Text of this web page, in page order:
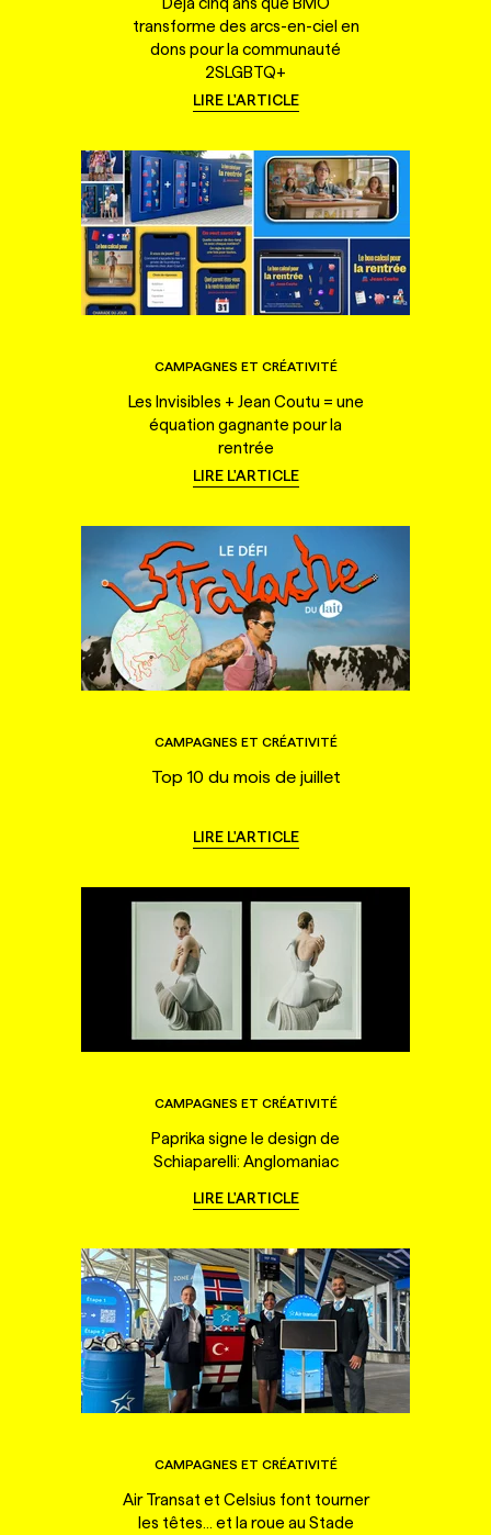
transforme des arcs-en-ciel en
dons pour la communauté
2SLGBTQ+
LIRE L'ARTICLE
CAMPAGNES ET CRÉATIVITÉ
Les Invisibles + Jean Coutu = une
équation gagnante pour la
rentrée
LIRE L'ARTICLE
CAMPAGNES ET CRÉATIVITÉ
Top 10 du mois de juillet
LIRE L'ARTICLE
CAMPAGNES ET CRÉATIVITÉ
Paprika signe le design de
Schiaparelli: Anglomaniac
LIRE L'ARTICLE
CAMPAGNES ET CRÉATIVITÉ
Air Transat et Celsius font tourner
les têtes... et la roue au Stade